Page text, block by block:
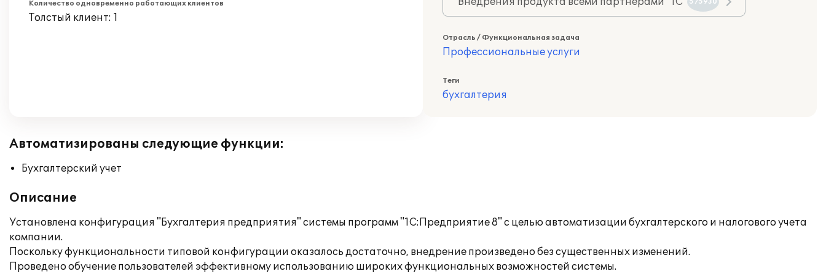
Количество одновременно работающих клиентов
Толстый клиент: 1
Отрасль / Функциональная задача
Профессиональные услуги
Теги
бухгалтерия
Автоматизированы следующие функции:
Бухгалтерский учет
Описание
Установлена конфигурация "Бухгалтерия предприятия" системы программ "1С:Предприятие 8" с целью автоматизации бухгалтерского и налогового учета
компании.
Поскольку функциональности типовой конфигурации оказалось достаточно, внедрение произведено без существенных изменений.
Проведено обучение пользователей эффективному использованию широких функциональных возможностей системы.